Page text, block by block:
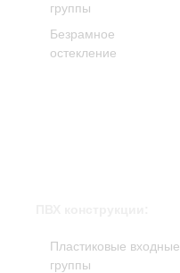
группы
Безрамное
остекление
Пластиковые входные
группы